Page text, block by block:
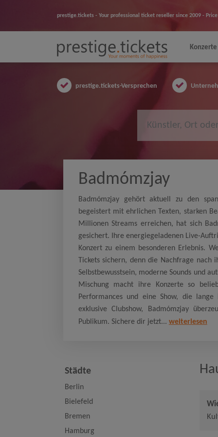
prestige.tickets - Your professional ticket reseller since 2009 -
Konzerte
prestige.tickets-Versprechen
Badmómzjay
Badmómzjay gehört aktuell zu den
begeistert mit ehrlichen Texten, starken
Millionen Streams erreichen, hat sich
gesichert. Ihre energiegeladenen Live-
Konzert zu einem besonderen Erlebnis.
Tickets sichern, denn die Nachfrage
Selbstbewusstsein, moderne Sounds und
Mischung macht ihre Konzerte so
Performances und eine Show, die
exklusive Clubshow, Badmómzjay
Publikum. Sichere dir jetzt... weiterlesen
Städte
Berlin
Bielefeld
Bremen
Hamburg